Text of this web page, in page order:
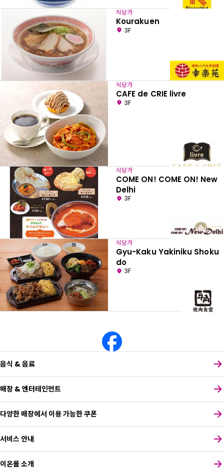
식당가
Kourakuen
3F
식당가
CAFE de CRIE livre
3F
식당가
COME ON! COME ON! New
Delhi
3F
식당가
Gyu-Kaku Yakiniku Shoku
do
3F
음식 & 음료
매장 & 엔터테인먼트
다양한 매장에서 이용 가능한 쿠폰
서비스 안내
이온몰 소개